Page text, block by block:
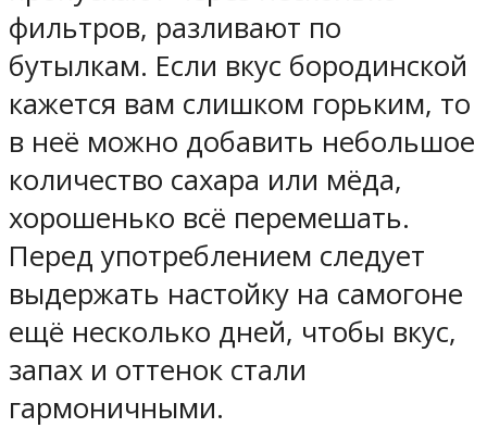
фильтров, разливают по
бутылкам. Если вкус бородинской
кажется вам слишком горьким, то
в неё можно добавить небольшое
количество сахара или мёда,
хорошенько всё перемешать.
Перед употреблением следует
выдержать настойку на самогоне
ещё несколько дней, чтобы вкус,
запах и оттенок стали
гармоничными.